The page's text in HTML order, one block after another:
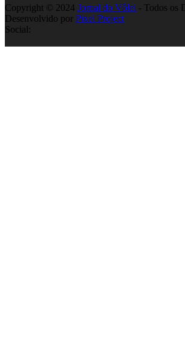
Copyright © 2024 Jornal do Vôlei - Todos os
Desenvolvido por Pixel Project
Social: